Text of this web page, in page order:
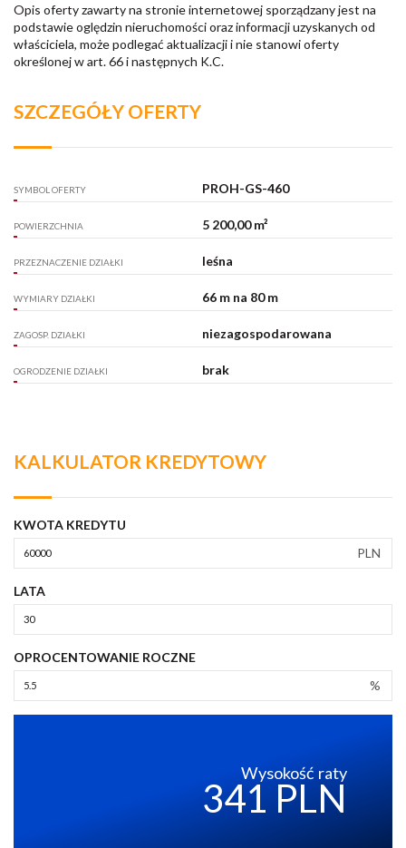
Opis oferty zawarty na stronie internetowej sporządzany jest na
podstawie oględzin nieruchomości oraz informacji uzyskanych od
właściciela, może podlegać aktualizacji i nie stanowi oferty
określonej w art. 66 i następnych K.C.
SZCZEGÓŁY OFERTY
SYMBOL OFERTY PROH-GS-460
POWIERZCHNIA 5 200,00 m²
PRZEZNACZENIE DZIAŁKI leśna
WYMIARY DZIAŁKI 66 m na 80 m
ZAGOSP. DZIAŁKI niezagospodarowana
OGRODZENIE DZIAŁKI brak
KALKULATOR KREDYTOWY
KWOTA KREDYTU
PLN
LATA
OPROCENTOWANIE ROCZNE
%
Wysokość raty
341 PLN